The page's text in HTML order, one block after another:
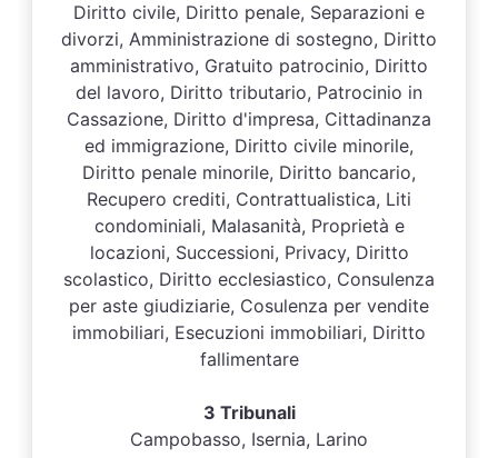
Diritto civile, Diritto penale, Separazioni e
divorzi, Amministrazione di sostegno, Diritto
amministrativo, Gratuito patrocinio, Diritto
del lavoro, Diritto tributario, Patrocinio in
Cassazione, Diritto d'impresa, Cittadinanza
ed immigrazione, Diritto civile minorile,
Diritto penale minorile, Diritto bancario,
Recupero crediti, Contrattualistica, Liti
condominiali, Malasanità, Proprietà e
locazioni, Successioni, Privacy, Diritto
scolastico, Diritto ecclesiastico, Consulenza
per aste giudiziarie, Cosulenza per vendite
immobiliari, Esecuzioni immobiliari, Diritto
fallimentare
3 Tribunali
Campobasso, Isernia, Larino